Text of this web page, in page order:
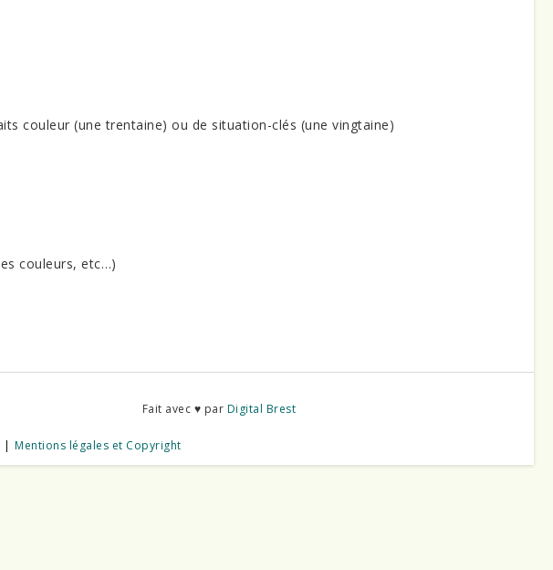
couleur (une trentaine) ou de situation-clés (une vingtaine)
couleurs, etc…)
Fait avec ♥ par Digital Brest
Mentions légales et Copyright